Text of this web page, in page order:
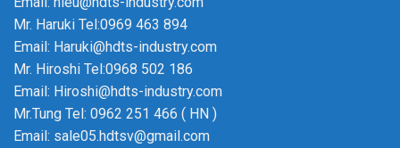
Mr. Haruki Tel:0969 463 894
Email: Haruki@hdts-industry.com
Mr. Hiroshi Tel:0968 502 186
Email: Hiroshi@hdts-industry.com
Mr.Tung Tel: 0962 251 466 ( HN )
Email: sale05.hdtsv@gmail.com